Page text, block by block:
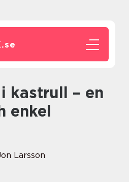
se
enkel
Larsson